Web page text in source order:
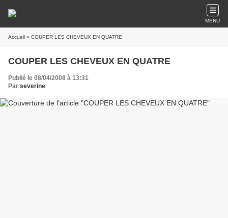
MENU
Accueil » COUPER LES CHEVEUX EN QUATRE
COUPER LES CHEVEUX EN QUATRE
Publié le 08/04/2008 à 13:31
Par severine